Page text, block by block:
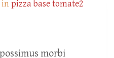
pizza base tomate2
morbi